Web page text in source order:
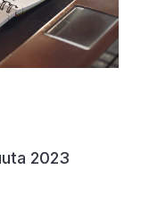
2023